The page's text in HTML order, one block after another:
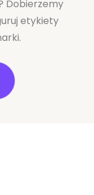
Dobierzemy
etykiety